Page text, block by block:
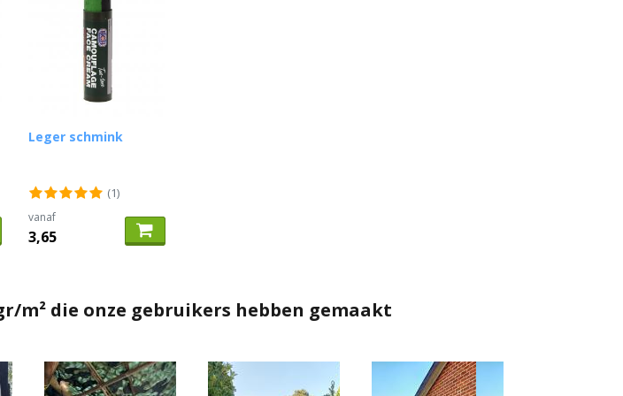
Leger schmink
(1)
vanaf
3,65
m² die onze gebruikers hebben gemaakt